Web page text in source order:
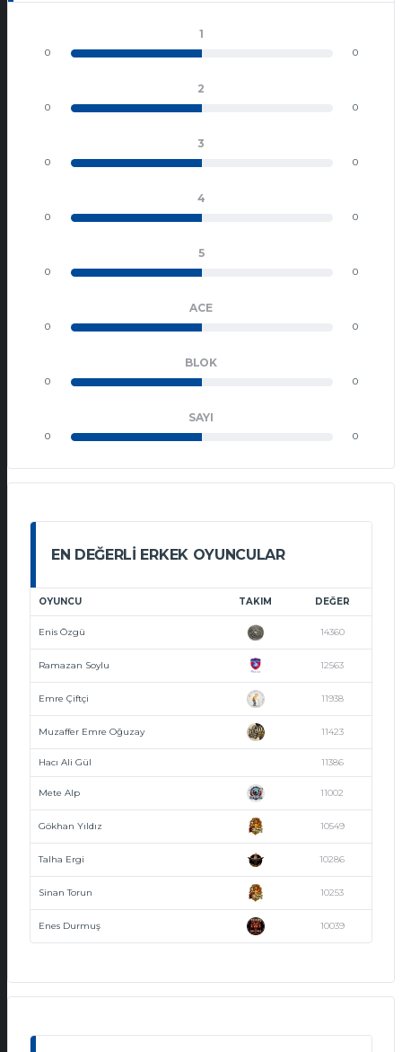
1
0 0
2
0 0
3
0 0
4
0 0
5
0 0
ACE
0 0
BLOK
0 0
SAYI
0 0
EN DEĞERLI ERKEK OYUNCULAR
OYUNCU TAKIM DEĞER
Enis Özgü 14360
Ramazan Soylu 12563
Emre Çiftçi 11938
Muzaffer Emre Oğuzay 11423
Hacı Ali Gül 11386
Mete Alp 11002
Gökhan Yıldız 10549
Talha Ergi 10286
Sinan Torun 10253
Enes Durmuş 10039